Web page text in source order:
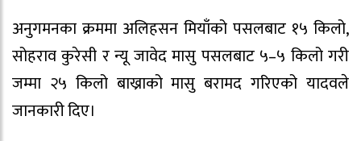
अनुगमनका क्रममा अलिहसन मियाँको पसलबाट १५ किलो,
सोहराव कुरेसी र न्यू जावेद मासु पसलबाट ५–५ किलो गरी
जम्मा २५ किलो बाख्राको मासु बरामद गरिएको यादवले
जानकारी दिए।